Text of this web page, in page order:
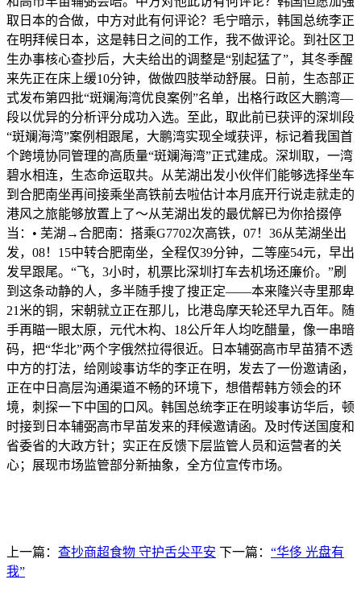
取日本的合做，中方对此有何评论？毛宁暗示，韩国总统李正
在明拜候日本，这是韩日之间的工作，我不做评论。到社区卫
生办事核心查抄后，大夫给出的调整是“别起猛了”，其冬季醒
来先正在床上缓10分钟，做做四肢举动舒展。日前，生态部正
式发布第四批“斑斓海湾优良案例”名单，出格行政区大鹏湾—
段以优异的分析评分成功入选。至此，取此前已获评的深圳段
“斑斓海湾”案例相跟尾，大鹏湾实现全域获评，标记着我国首
个跨境协同管理的高质量“斑斓海湾”正式建成。深圳取，一湾
碧水相连，生态命运取共。从芜湖出发小伙伴们能够选择坐车
到合肥南坐再间接乘坐高铁前去啦估计本月底开行说走就走的
港风之旅能够放置上了～从芜湖出发的最优解已为你拾掇停
当：• 芜湖→合肥南：搭乘G7702次高铁，07！36从芜湖坐出
发，08！15中转合肥南坐，全程仅39分钟，二等座54元，早出
发早跟尾。“飞，3小时，机票比深圳打车去机场还廉价。”刷
到这条动静的人，多半随手搜了搜正定——本来隆兴寺里那卑
21米的铜，宋朝就立正在那儿，比港岛摩天轮还早九百年。随
手再瞄一眼太原，元代木构、18公斤年人均吃醋量，像一串暗
码，把“华北”两个字俄然拉得很近。日本辅弼高市早苗猜不透
中方的打法，给刚竣事访华的李正在明，发去了一份邀请函，
正在中日高层沟通渠道不畅的环境下，想借帮韩方领会的环
境，刺探一下中国的口风。韩国总统李正在明竣事访华后，顿
时接到日本辅弼高市早苗发来的拜候邀请函。及时传送国度和
省委省的大政方针；实正在反馈下层监管人员和运营者的关
心；展现市场监管部分新抽象，全方位宣传市场。
上一篇： 查抄商超食物 守护舌尖平安 下一篇： “华侈 光盘有
我”